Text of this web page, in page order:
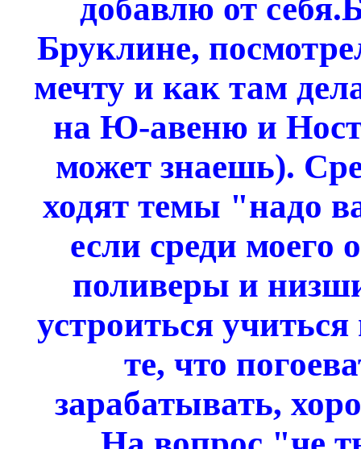
добавлю от
Бруклине,
мечту и как там
на Ю-авеню и
может знаешь).
ходят темы "надо
если среди моего
поливеры и
устроиться
те, что
зарабатывать,